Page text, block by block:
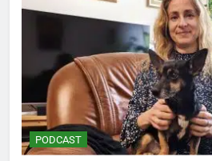
PODCAST